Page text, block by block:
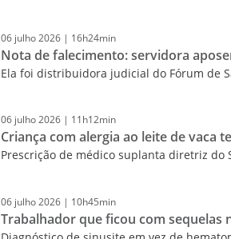
06 julho2026 | 16h24min
Nota de falecimento: servidora
Ela foi distribuidora judicial do Fórum de
06 julho2026 | 11h12min
Criança com alergia ao leite de vaca
Prescrição de médico suplanta diretriz do
06 julho2026 | 10h45min
Trabalhador que ficou com